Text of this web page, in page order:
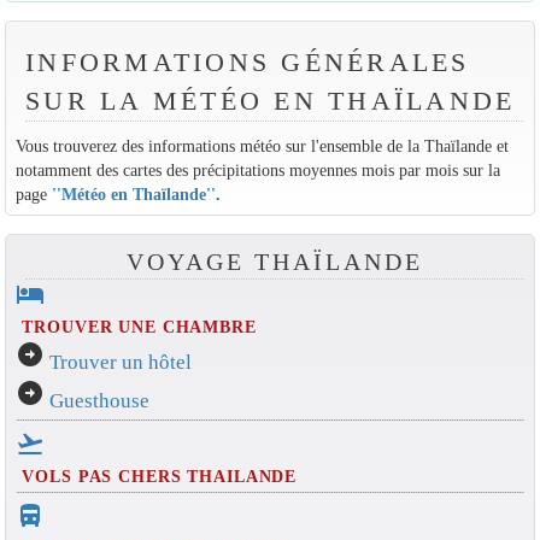
INFORMATIONS GÉNÉRALES
SUR LA MÉTÉO EN THAÏLANDE
Vous trouverez des informations météo sur l'ensemble de la Thaïlande et
notamment des cartes des précipitations moyennes mois par mois sur la
page ''Météo en Thaïlande''.
VOYAGE THAÏLANDE
hotel
TROUVER UNE CHAMBRE
arrow_circle_right Trouver un hôtel
arrow_circle_right Guesthouse
flight_takeoff
VOLS PAS CHERS THAILANDE
directions_bus_filled